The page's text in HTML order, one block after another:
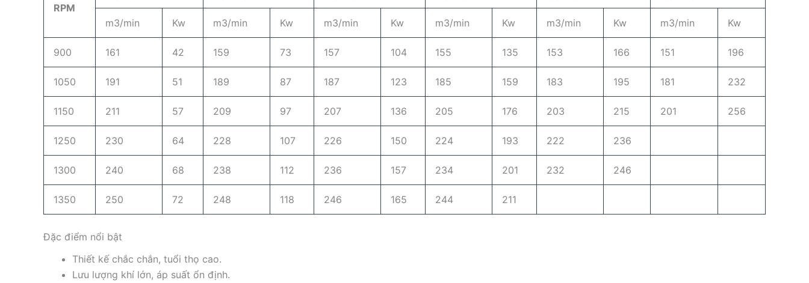
RPM
m3/min Kw m3/min Kw m3/min Kw m3/min Kw m3/min Kw m3/min Kw
900 161 42 159 73 157 104 155 135 153 166 151 196
1050 191 51 189 87 187 123 185 159 183 195 181 232
1150 211 57 209 97 207 136 205 176 203 215 201 256
1250 230 64 228 107 226 150 224 193 222 236
1300 240 68 238 112 236 157 234 201 232 246
1350 250 72 248 118 246 165 244 211
Đặc điểm nổi bật
Thiết kế chắc chắn, tuổi thọ cao.
Lưu lượng khí lớn, áp suất ổn định.